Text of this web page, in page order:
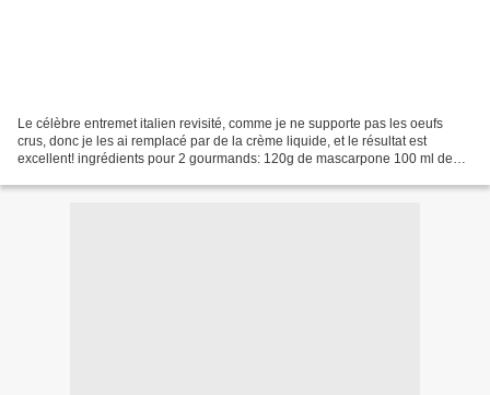
Le célèbre entremet italien revisité, comme je ne supporte pas les oeufs
crus, donc je les ai remplacé par de la crème liquide, et le résultat est
excellent! ingrédients pour 2 gourmands: 120g de mascarpone 100 ml de